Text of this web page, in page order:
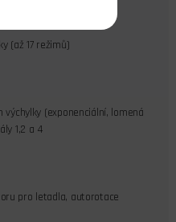
9-bodová křivka
(až 17 režimů)
(exponenciální, lomená
1,2 a 4
pro letadla, autorotace